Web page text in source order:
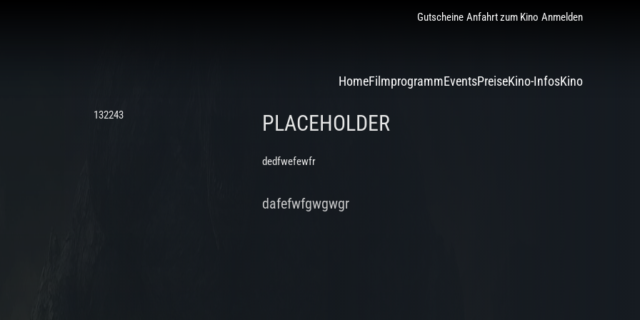
Gutscheine Anfahrt zum Kino Anmelden
HomeFilmprogrammEventsPreiseKino-InfosKino
132243 PLACEHOLDER
dedfwefewfr
dafefwfgwgwgr